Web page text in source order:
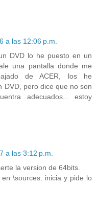
a las 12:06 p.m.
DVD lo he puesto en un
una pantalla donde me
de ACER, los he
DVD, pero dice que no son
adecuados... estoy
a las 3:12 p.m.
la version de 64bits.
\sources. inicia y pide lo